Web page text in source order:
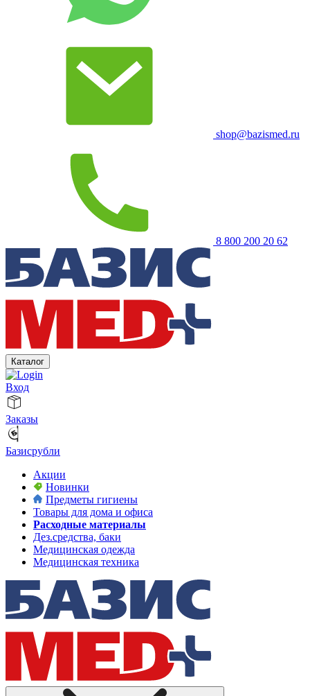
shop@bazismed.ru
8 800 200 20 62
Каталог
Вход
Заказы
Базисрубли
Акции
Новинки
Предметы гигиены
Товары для дома и офиса
Расходные материалы
Дез.средства, баки
Медицинская одежда
Медицинская техника